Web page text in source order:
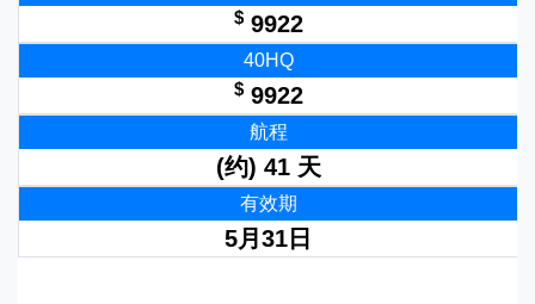
$9922
40HQ
$9922
航程
(约) 41 天
有效期
5月31日